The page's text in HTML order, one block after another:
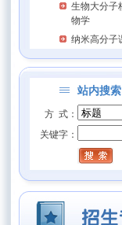
生物大分子
物学
纳米高分子
站内搜索
方 式：
关键字：